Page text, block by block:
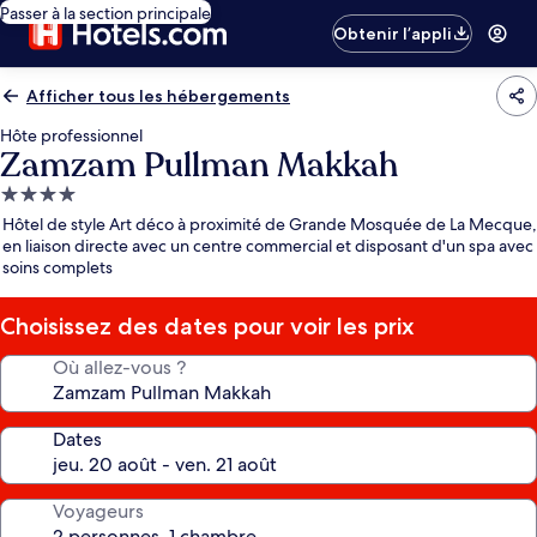
Passer à la section principale
Obtenir l’appli
Afficher tous les hébergements
Hôte professionnel
Zamzam Pullman Makkah
Hébergement
4.0 étoiles
Hôtel de style Art déco à proximité de Grande Mosquée de La Mecque,
en liaison directe avec un centre commercial et disposant d'un spa avec
soins complets
Choisissez des dates pour voir les prix
Où allez-vous ?
Dates
Voyageurs